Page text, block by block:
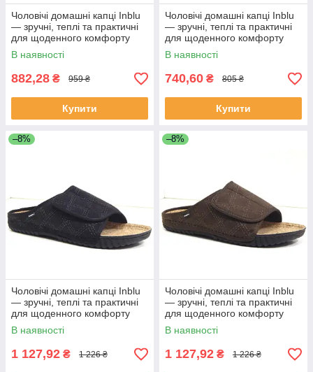
Чоловічі домашні капці Inblu
— зручні, теплі та практичні
для щоденного комфорту
колір Пісочний
В наявності
882,28 ₴ 959 ₴
Купити
Чоловічі домашні капці Inblu
— зручні, теплі та практичні
для щоденного комфорту
колір Темно-сірий
В наявності
740,60 ₴ 805 ₴
Купити
–8%
Чоловічі домашні капці Inblu
— зручні, теплі та практичні
для щоденного комфорту
колір Чорний
В наявності
1 127,92 ₴ 1 226 ₴
–8%
Чоловічі домашні капці Inblu
— зручні, теплі та практичні
для щоденного комфорту
колір Коричневий
В наявності
1 127,92 ₴ 1 226 ₴